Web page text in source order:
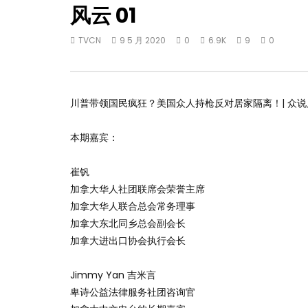
风云 01
TVCN 9 5 月 2020 0 6.9K 9 0
川普带领国民疯狂？美国众人持枪反对居家隔离！| 众
本期嘉宾：
崔钒
加拿大华人社团联席会荣誉主席
加拿大华人联合总会常务理事
加拿大东北同乡总会副会长
加拿大进出口协会执行会长
Jimmy Yan 吉米言
卑诗公益法律服务社团咨询官